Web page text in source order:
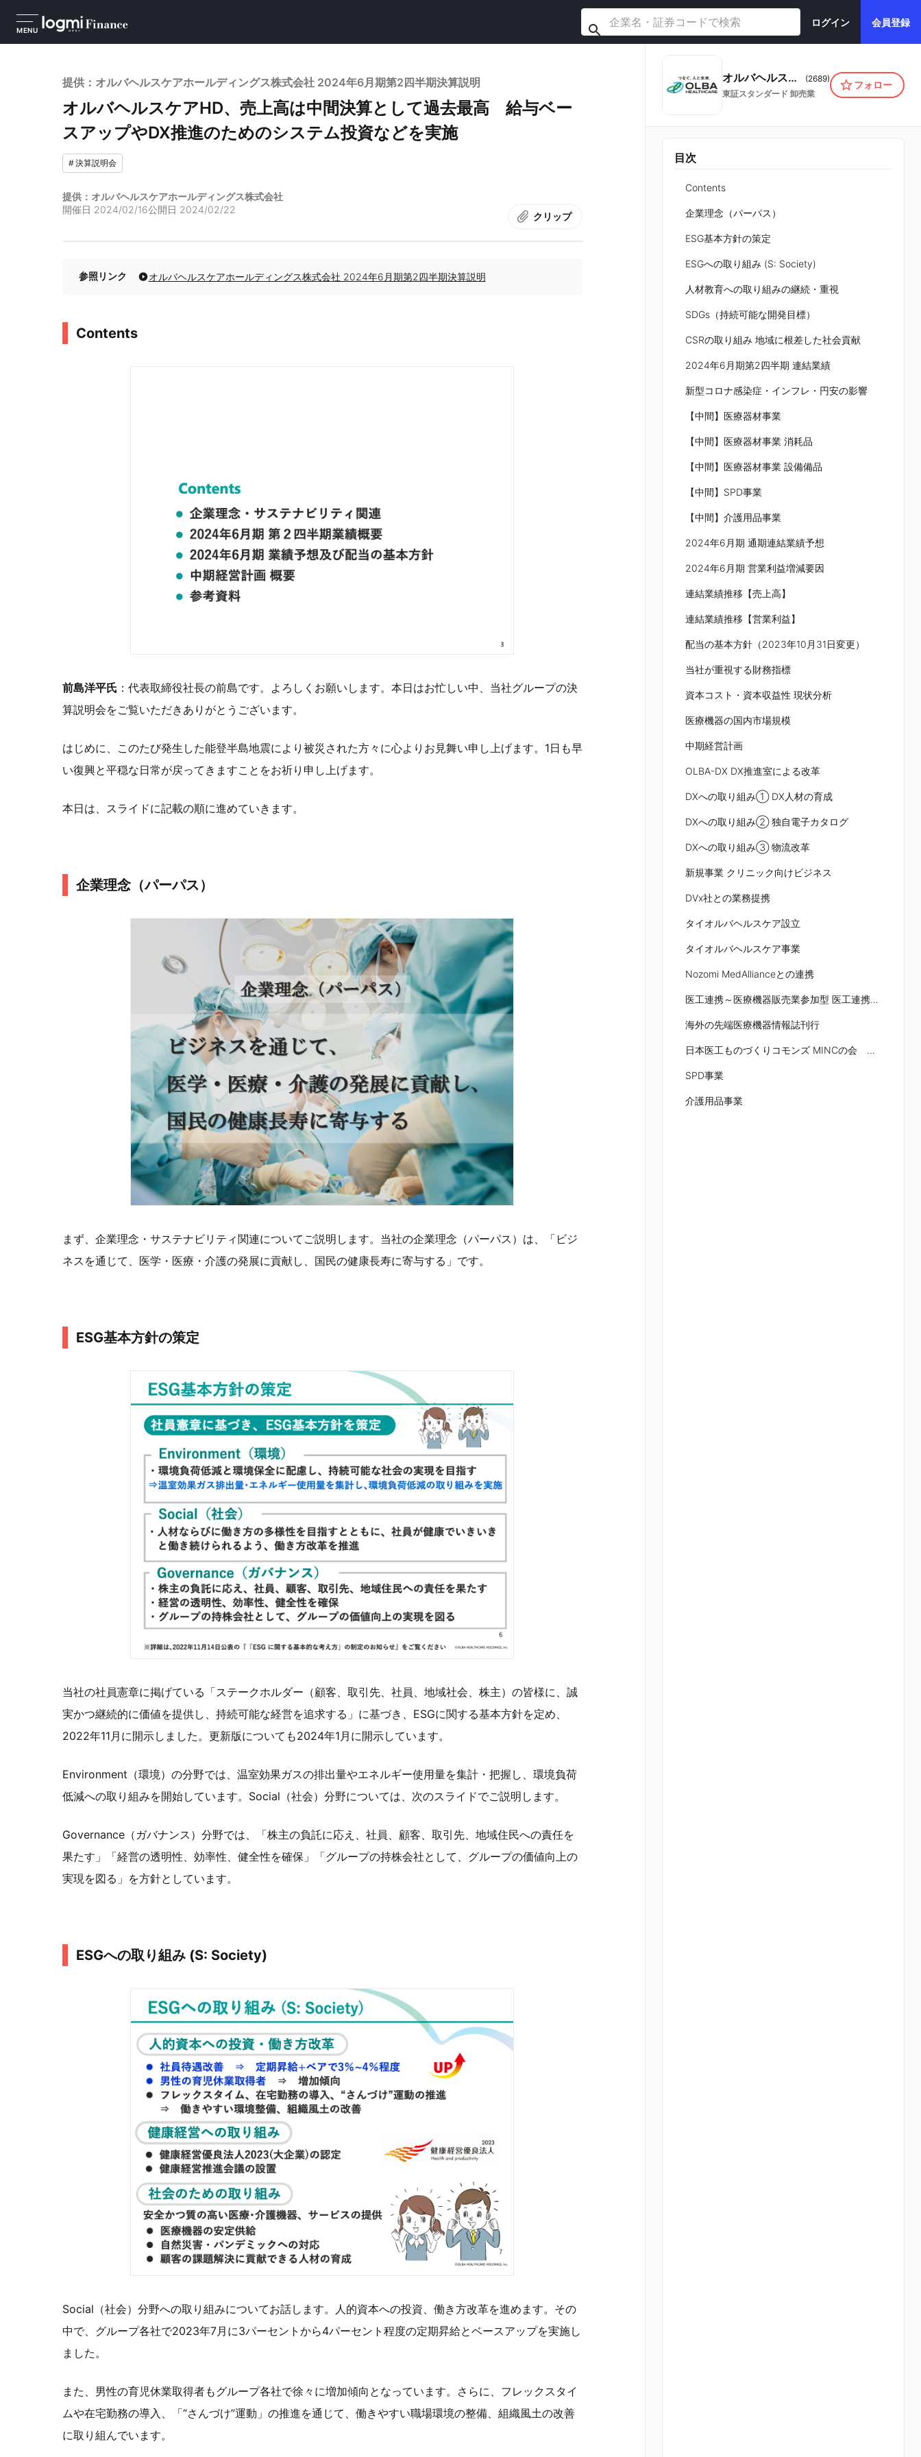
MENU
ログイン 会員登録
提供：オルバヘルスケアホールディングス株式会社 2024年6月期第2四半期決算説明
オルバヘルスケアHD、売上高は中間決算として過去最高 給与ベー
スアップやDX推進のためのシステム投資などを実施
#決算説明会
提供：オルバヘルスケアホールディングス株式会社
開催日 2024/02/16公開日 2024/02/22
クリップ
参照リンク オルバヘルスケアホールディングス株式会社 2024年6月期第2四半期決算説明
Contents
前島洋平氏 ：代表取締役社長の前島です。よろしくお願いします。本日はお忙しい中、当社グループの決
算説明会をご覧いただきありがとうございます。
はじめに、このたび発生した能登半島地震により被災された方々に心よりお見舞い申し上げます。1日も早
い復興と平穏な日常が戻ってきますことをお祈り申し上げます。
本日は、スライドに記載の順に進めていきます。
企業理念（パーパス）
まず、企業理念・サステナビリティ関連についてご説明します。当社の企業理念（パーパス）は、「ビジ
ネスを通じて、医学・医療・介護の発展に貢献し、国民の健康長寿に寄与する」です。
ESG基本方針の策定
当社の社員憲章に掲げている「ステークホルダー（顧客、取引先、社員、地域社会、株主）の皆様に、誠
実かつ継続的に価値を提供し、持続可能な経営を追求する」に基づき、ESGに関する基本方針を定め、
2022年11月に開示しました。更新版についても2024年1月に開示しています。
Environment（環境）の分野では、温室効果ガスの排出量やエネルギー使用量を集計・把握し、環境負荷
低減への取り組みを開始しています。Social（社会）分野については、次のスライドでご説明します。
Governance（ガバナンス）分野では、「株主の負託に応え、社員、顧客、取引先、地域住民への責任を
果たす」「経営の透明性、効率性、健全性を確保」「グループの持株会社として、グループの価値向上の
実現を図る」を方針としています。
ESGへの取り組み (S: Society)
Social（社会）分野への取り組みについてお話します。人的資本への投資、働き方改革を進めます。その
中で、グループ各社で2023年7月に3パーセントから4パーセント程度の定期昇給とベースアップを実施し
ました。
また、男性の育児休業取得者もグループ各社で徐々に増加傾向となっています。さらに、フレックスタイ
ムや在宅勤務の導入、「“さんづけ”運動」の推進を通じて、働きやすい職場環境の整備、組織風土の改善
に取り組んでいます。
オルバヘルスケアホールディングス株式会社 (2689)
東証スタンダード 卸売業
フォロー
目次
Contents
企業理念（パーパス）
ESG基本方針の策定
ESGへの取り組み (S: Society)
人材教育への取り組みの継続・重視
SDGs（持続可能な開発目標）
CSRの取り組み 地域に根差した社会貢献
2024年6月期第2四半期 連結業績
新型コロナ感染症・インフレ・円安の影響
【中間】医療器材事業
【中間】医療器材事業 消耗品
【中間】医療器材事業 設備備品
【中間】SPD事業
【中間】介護用品事業
2024年6月期 通期連結業績予想
2024年6月期 営業利益増減要因
連結業績推移【売上高】
連結業績推移【営業利益】
配当の基本方針（2023年10月31日変更）
当社が重視する財務指標
資本コスト・資本収益性 現状分析
医療機器の国内市場規模
中期経営計画
OLBA-DX DX推進室による改革
DXへの取り組み① DX人材の育成
DXへの取り組み② 独自電子カタログ
DXへの取り組み③ 物流改革
新規事業 クリニック向けビジネス
DVx社との業務提携
タイオルバヘルスケア設立
タイオルバヘルスケア事業
Nozomi MedAllianceとの連携
医工連携～医療機器販売業参加型 医工連携モデル～
海外の先端医療機器情報誌刊行
日本医工ものづくりコモンズ MINCの会 「海外医療機器の最新動向勉強会」
SPD事業
介護用品事業